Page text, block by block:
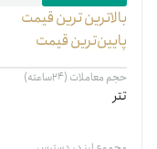
بالاترین ‌ترین قیمت
پایین‌ترین قیمت
حجم معاملات (۲۴ساعته)
تتر